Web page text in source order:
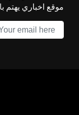
موقع اخباري يهتم